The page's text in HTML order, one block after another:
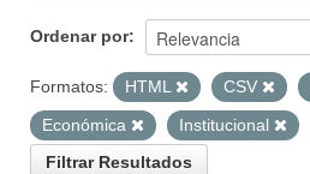
Ordenar por
Formatos: HTML CSV
Económica
Institucional
Filtrar Resultados